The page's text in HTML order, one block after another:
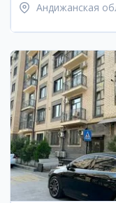
Андижанская